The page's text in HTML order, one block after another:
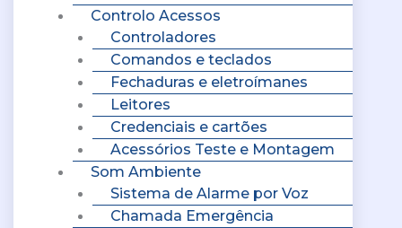
Controlo Acessos
Controladores
Comandos e teclados
Fechaduras e eletroímanes
Leitores
Credenciais e cartões
Acessórios Teste e Montagem
Som Ambiente
Sistema de Alarme por Voz
Chamada Emergência